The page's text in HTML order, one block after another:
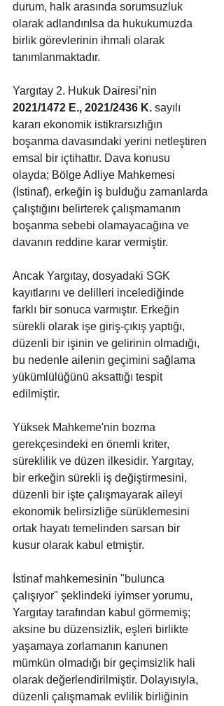
durum, halk arasında sorumsuzluk
olarak adlandırılsa da hukukumuzda
birlik görevlerinin ihmali olarak
tanımlanmaktadır.
Yargıtay 2. Hukuk Dairesi’nin
2021/1472 E., 2021/2436 K. sayılı
kararı ekonomik istikrarsızlığın
boşanma davasındaki yerini netleştiren
emsal bir içtihattır. Dava konusu
olayda; Bölge Adliye Mahkemesi
(İstinaf), erkeğin iş bulduğu zamanlarda
çalıştığını belirterek çalışmamanın
boşanma sebebi olamayacağına ve
davanın reddine karar vermiştir.
Ancak Yargıtay, dosyadaki SGK
kayıtlarını ve delilleri incelediğinde
farklı bir sonuca varmıştır. Erkeğin
sürekli olarak işe giriş-çıkış yaptığı,
düzenli bir işinin ve gelirinin olmadığı,
bu nedenle ailenin geçimini sağlama
yükümlülüğünü aksattığı tespit
edilmiştir.
Yüksek Mahkeme'nin bozma
gerekçesindeki en önemli kriter,
süreklilik ve düzen ilkesidir. Yargıtay,
bir erkeğin sürekli iş değiştirmesini,
düzenli bir işte çalışmayarak aileyi
ekonomik belirsizliğe sürüklemesini
ortak hayatı temelinden sarsan bir
kusur olarak kabul etmiştir.
İstinaf mahkemesinin "bulunca
çalışıyor" şeklindeki iyimser yorumu,
Yargıtay tarafından kabul görmemiş;
aksine bu düzensizlik, eşleri birlikte
yaşamaya zorlamanın kanunen
mümkün olmadığı bir geçimsizlik hali
olarak değerlendirilmiştir. Dolayısıyla,
düzenli çalışmamak evlilik birliğinin